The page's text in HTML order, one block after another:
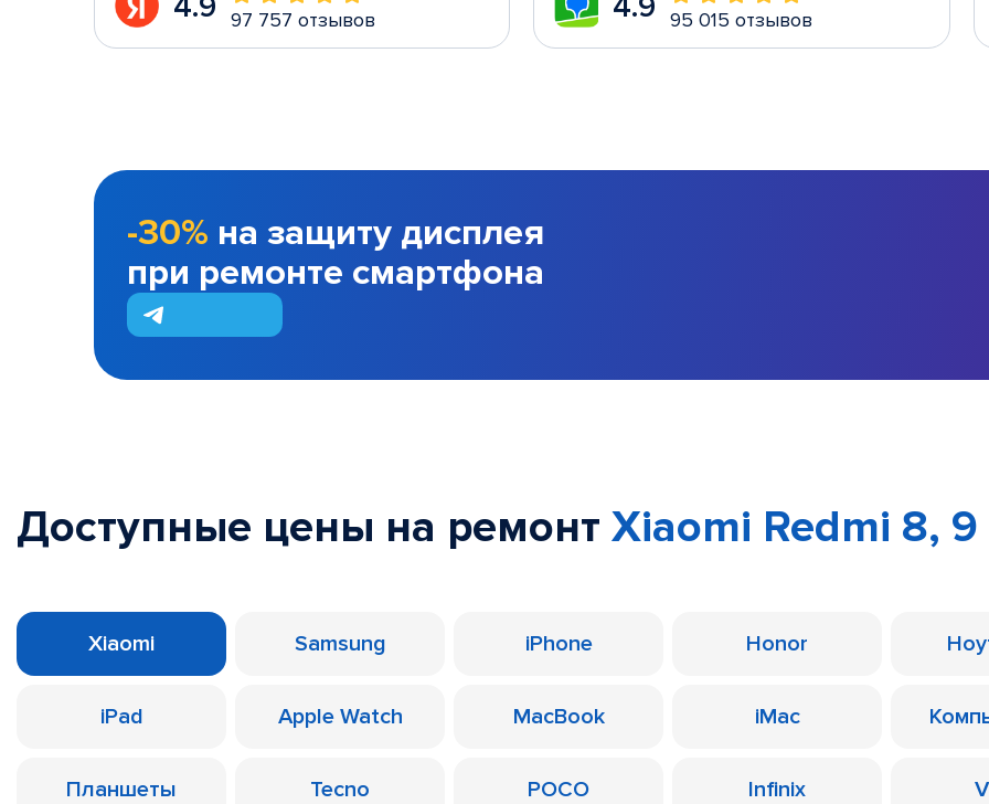
97 757 отзывов 95 015 отзывов
-30% на защиту дисплея
при ремонте смартфона
Доступные цены на ремонт Xiaomi Redmi 8, 9
Xiaomi Samsung iPhone Honor
iPad Apple Watch MacBook iMac
Планшеты Tecno POCO Infinix